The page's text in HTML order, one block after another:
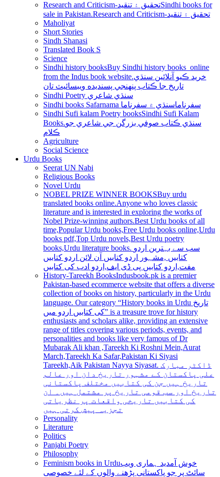
Research and Criticism-تحقيق ۽ تنقيدSindhi books for
sale in Pakistan.Research and Criticism-تحقيق ۽ تنقيد
Maholiyat
Short Stories
Sindh Shanasi
Translated Book S
Science
Sindhi history booksBuy Sindhi history books online
from the Indus book website.خريد ڪيو آنلائين سنڌي
تاريخ جا ڪتاب پنھنجي پسنديده ويبسائيٽ تان
Sindhi Poetry سنڌي شاعري
Sindhi books Safarnama سفرناماسنڌي ۾ سفرناما
Sindhi Sufi kalam Poetry booksSindhi Sufi Kalam
Books.سنڌي ڪتاب صوفي بزرگن جي شاعري جو
ڪلام
Agriculture
Social Science
Urdu Books
Seerat UN Nabi
Religious Books
Novel Urdu
NOBEL PRIZE WINNER BOOKSBuy urdu
translated books online.Anyone who loves classic
literature and is interested in exploring the works of
Nobel Prize-winning authors.Best Urdu books of all
time,Popular Urdu books,Free Urdu books online,Urdu
books pdf,Top Urdu novels,Best Urdu poetry
books,Urdu literature books. سب سے بہترین اردو
کتابیں ,مشہور اردو کتابیں آن لائن اردو کتابیں
مفت,اردو کتابیں پی ڈی ایف,اردو ادب کی کتابیں
History-Tareekh BooksIndusbook.pk is a premier
Pakistan-based ecommerce website that offers a diverse
collection of books on history, particularly in the Urdu
language. Our category “History books in Urdu تاریخ
کی کتابیں اردو میں” is a treasure trove for history
enthusiasts and scholars alike, providing an extensive
range of titles covering various periods, events, and
personalities and books like very famous of Dr
Mubarak Ali khan ,Tareekh Ki Roshni Mein,Aurat
March,Tareekh Ka Safar,Pakistan Ki Siyasi
Tareekh,Aik Pakistan Nayya Siyasat. ڈاکٹر مبارک
علی پاکستان کے مشہور تاریخ دان اور عالم
تاریخ ہیں جن کی کتابیں مختلف پاکستانی
تاریخ اور سب قومی تاریخ پر مشتمل ہیں۔ ان
کی کتابیں تاریخی واقعات پر نظریاتی
تجزیہ پیش کرتی ہیں
Personality
Literature
Politics
Panjabi Poetry
Philosophy
Feminism books in Urduخوش آمدید ہماری ویب
سائٹ پر جو پاکستانی پڑھنے والوں کے لئے خصوصی